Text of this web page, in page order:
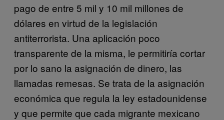
pago de entre 5 mil y 10 mil millones de
dólares en virtud de la legislación
antiterrorista. Una aplicación poco
transparente de la misma, le permitiría cortar
por lo sano la asignación de dinero, las
llamadas remesas. Se trata de la asignación
económica que regula la ley estadounidense
y que permite que cada migrante mexicano